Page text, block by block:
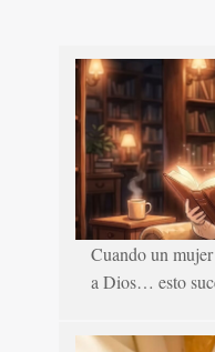
Cuando un
a Dios… esto